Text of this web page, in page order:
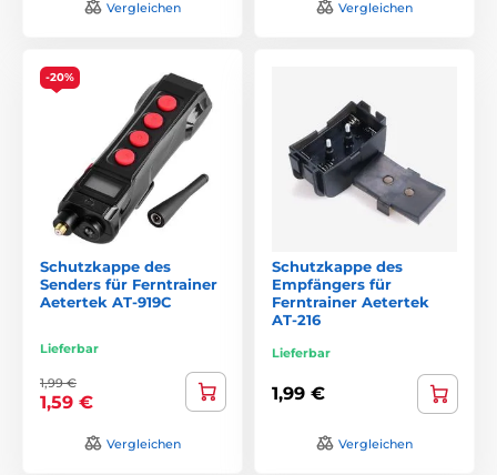
Vergleichen Vergleichen
-20%
Schutzkappe des
Senders für Ferntrainer
Aetertek AT-919C
Lieferbar
1,99 €
1,59 €
Vergleichen
Schutzkappe des
Empfängers für
Ferntrainer Aetertek
AT-216
Lieferbar
1,99 €
Vergleichen